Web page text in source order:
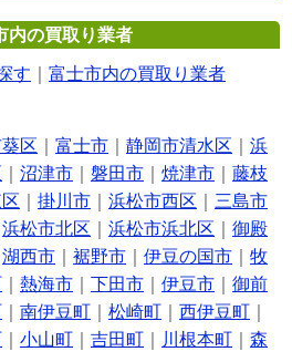
内の買取り業者
す 富士市内の買取り業者
区 富士市 静岡市清水区
浜
沼津市 磐田市 焼津市
藤枝
掛川市 浜松市西区
三島市
浜松市北区 浜松市浜北区
御殿
湖西市 裾野市 伊豆の国市
牧
熱海市 下田市 伊豆市
御前
南伊豆町 松崎町 西伊豆町
小山町 吉田町 川根本町
森